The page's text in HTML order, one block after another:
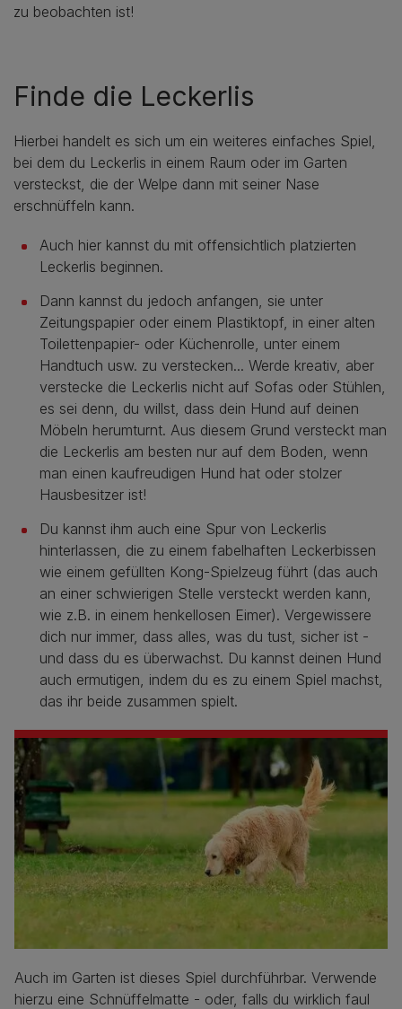
zu beobachten ist!
Finde die Leckerlis
Hierbei handelt es sich um ein weiteres einfaches Spiel,
bei dem du Leckerlis in einem Raum oder im Garten
versteckst, die der Welpe dann mit seiner Nase
erschnüffeln kann.
Auch hier kannst du mit offensichtlich platzierten
Leckerlis beginnen.
Dann kannst du jedoch anfangen, sie unter
Zeitungspapier oder einem Plastiktopf, in einer alten
Toilettenpapier- oder Küchenrolle, unter einem
Handtuch usw. zu verstecken... Werde kreativ, aber
verstecke die Leckerlis nicht auf Sofas oder Stühlen,
es sei denn, du willst, dass dein Hund auf deinen
Möbeln herumturnt. Aus diesem Grund versteckt man
die Leckerlis am besten nur auf dem Boden, wenn
man einen kaufreudigen Hund hat oder stolzer
Hausbesitzer ist!
Du kannst ihm auch eine Spur von Leckerlis
hinterlassen, die zu einem fabelhaften Leckerbissen
wie einem gefüllten Kong-Spielzeug führt (das auch
an einer schwierigen Stelle versteckt werden kann,
wie z.B. in einem henkellosen Eimer). Vergewissere
dich nur immer, dass alles, was du tust, sicher ist -
und dass du es überwachst. Du kannst deinen Hund
auch ermutigen, indem du es zu einem Spiel machst,
das ihr beide zusammen spielt.
Auch im Garten ist dieses Spiel durchführbar. Verwende
hierzu eine Schnüffelmatte - oder, falls du wirklich faul